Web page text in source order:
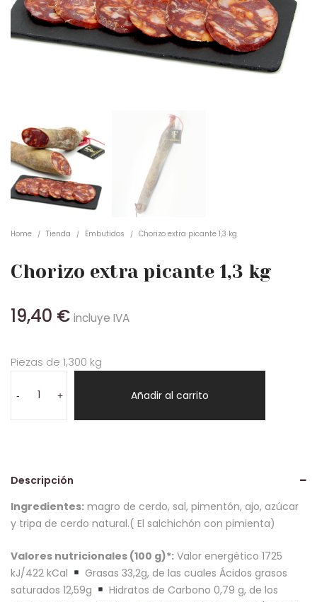
Home / Tienda / Embutidos / Chorizo extra picante 1,3 kg
Chorizo extra picante 1,3 kg
19,40 € incluye IVA
Piezas de 1,300 kg
-extra
+ Añadir al carrito
Descripción
Ingredientes: magro de cerdo, sal, pimentón, ajo, azúcar
y tripa de cerdo natural.( El salchichón con pimienta)
Valores nutricionales (100 g)*: Valor energético 1725
kJ/422 kCal
Grasas 33,2g, de las cuales Ácidos grasos
saturados 12,59g
Hidratos de Carbono 0,79 g, de los